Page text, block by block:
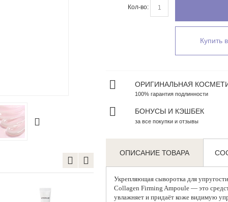
Кол-во:
Купить
ОРИГИНАЛЬНАЯ
100% гарантия подлинности
БОНУСЫ И КЭШБЕК
за все покупки и отзывы
ОПИСАНИЕ ТОВАРА
Укрепляющая сыворотка для
Collagen Firming Ampoule — это
увлажняет и придаёт коже видимую